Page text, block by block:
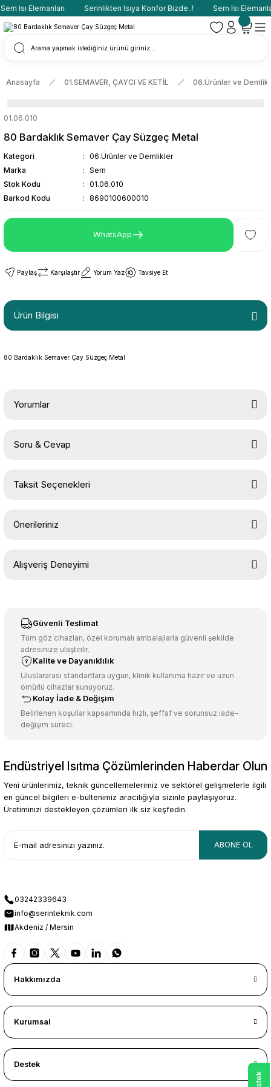
Isı Elemanları Serinlikten Isıya Konfor Bizde..! Sern Isı
Anasayfa 01.SEMAVER, ÇAYCI VE KETİL 06.Ürünler ve
01.06.010
80 Bardaklık Semaver Çay Süzgeç Metal
Kategori
06.Ürünler ve Demlikler
Marka
Sern
Stok Kodu
01.06.010
Barkod Kodu
8690100600010
WhatsApp
Paylaş Karşılaştır Yorum Yaz Tavsiye Et
Ürün Bilgisi
80 Bardaklık Semaver Çay Süzgeç Metal
Yorumlar
Soru & Cevap
Taksit Seçenekleri
Önerileriniz
konularda yetersiz gördüğünüz noktaları öneri formunu kullanarak
Ürün resmi kalitesiz, bozuk veya görüntülenemiyor.
Ürün açıklamasında eksik bilgiler bulunuyor.
Ürün bilgilerinde hatalar bulunuyor.
Ürün fiyatı diğer sitelerden daha pahalı.
Bu ürüne benzer farklı alternatifler olmalı.
Gönder
Alışveriş Deneyimi
Güvenli Teslimat
Tüm göz cihazları, özel korumalı ambalajlarla güvenli şekilde
adresinize ulaştırılır.
Kalite ve Dayanıklılık
Uluslararası standartlara uygun, klinik kullanıma hazır ve uzun
ömürlü cihazlar sunuyoruz.
Kolay İade & Değişim
Belirlenen koşullar kapsamında hızlı, şeffaf ve sorunsuz iade–
değişim süreci.
Endüstriyel Isıtma Çözümlerinden Haberdar Olun
Yeni ürünlerimiz, teknik güncellemelerimiz ve sektörel gelişmelerle ilgili
en güncel bilgileri e-bültenimiz aracılığıyla sizinle paylaşıyoruz.
Üretiminizi destekleyen çözümleri ilk siz keşfedin.
ABONE OL
03242339643
info@serinteknik.com
Akdeniz / Mersin
Hakkımızda
Kurumsal
Destek